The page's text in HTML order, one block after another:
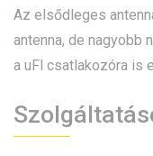
Az elsődleges
antenna, de nagyobb
a uFl csatlakozóra is